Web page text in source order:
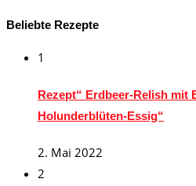
Beliebte Rezepte
1
Rezept“ Erdbeer-Relish mit
Holunderblüten-Essig“
2. Mai 2022
2